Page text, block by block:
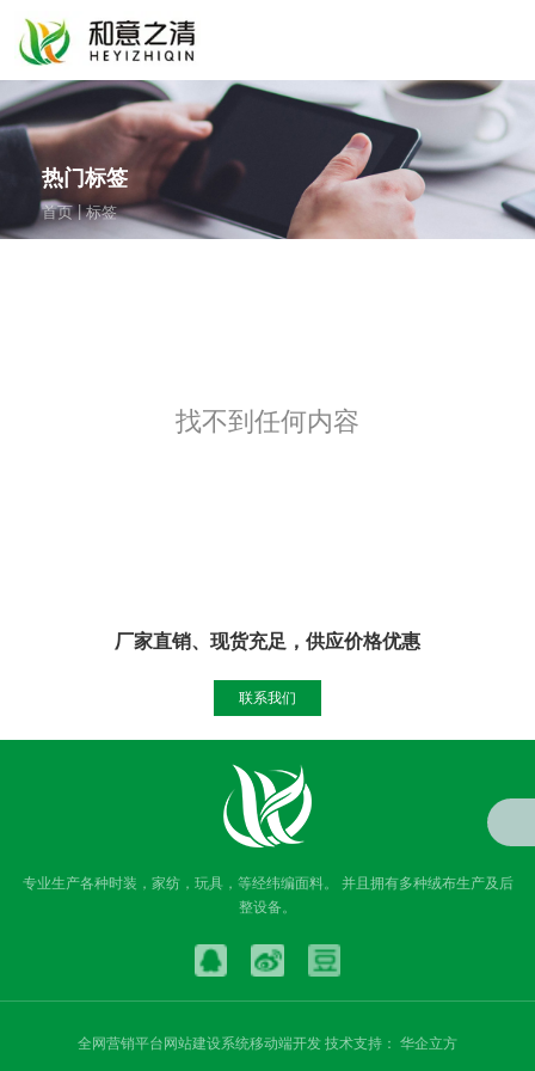
热门标签
首页|标签
找不到任何内容
厂家直销、现货充足，供应价格优惠
联系我们
专业生产各种时装，家纺，玩具，等经纬编面料。 并且拥有多种绒布生产及后
整设备。
全网营销平台网站建设系统移动端开发 技术支持： 华企立方